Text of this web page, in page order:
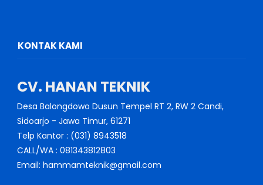
KONTAK KAMI
CV. HANAN TEKNIK
Desa Balongdowo Dusun Tempel RT 2, RW 2 Candi,
Sidoarjo - Jawa Timur, 61271
Telp Kantor : (031) 8943518
CALL/WA : 081343812803
Email: hammamteknik@gmail.com